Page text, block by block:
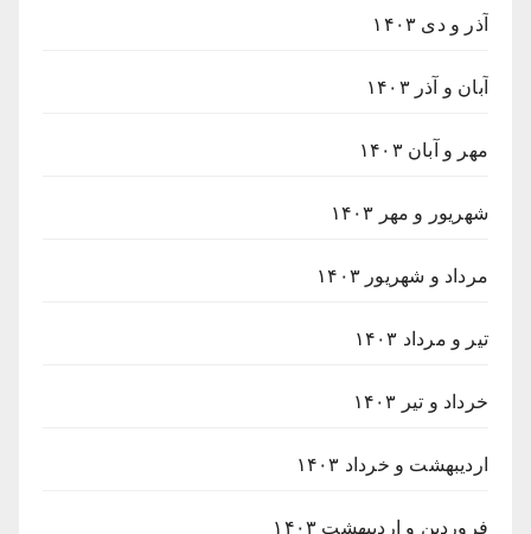
آذر و دی ۱۴۰۳
آبان و آذر ۱۴۰۳
مهر و آبان ۱۴۰۳
شهریور و مهر ۱۴۰۳
مرداد و شهریور ۱۴۰۳
تیر و مرداد ۱۴۰۳
خرداد و تیر ۱۴۰۳
اردیبهشت و خرداد ۱۴۰۳
فروردین و اردیبهشت ۱۴۰۳